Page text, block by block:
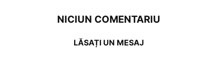
NICIUN COMENTARIU
LĂSAȚI UN MESAJ